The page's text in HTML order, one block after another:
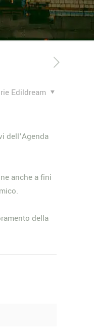
Edildream
dell’Agenda
anche a fini
della